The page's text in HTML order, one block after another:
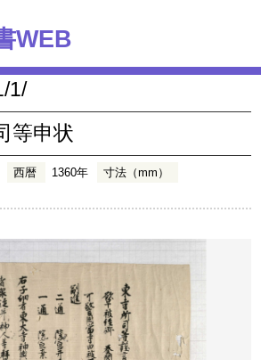
WEB
1/
等申状
西暦 1360年
寸法（mm）